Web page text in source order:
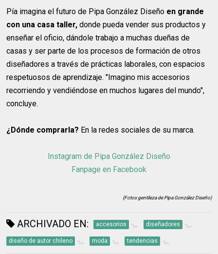
Pía imagina el futuro de Pipa González Diseño en grande
con una casa taller, donde pueda vender sus productos y
enseñar el oficio, dándole trabajo a muchas dueñas de
casas y ser parte de los procesos de formación de otros
diseñadores a través de prácticas laborales, con espacios
respetuosos de aprendizaje. "Imagino mis accesorios
recorriendo y vendiéndose en muchos lugares del mundo",
concluye.
¿Dónde comprarla? En la redes sociales de su marca.
Instagram de Pipa González Diseño
Fanpage en Facebook
(Fotos gentileza de Pipa González Diseño)
ARCHIVADO EN: accesorios diseñadores
diseño de autor chileno moda tendencias